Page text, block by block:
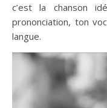
c’est la chanson
prononciation, ton
langue.